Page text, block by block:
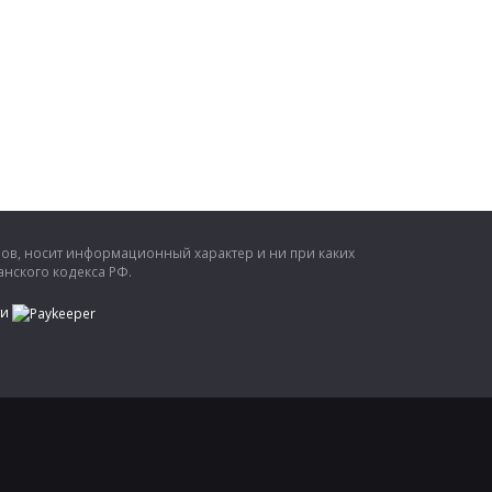
носит информационный характер и ни при каких
кодекса РФ.